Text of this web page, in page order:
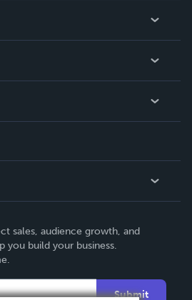
sales, audience growth, and
you build your business.
Submit